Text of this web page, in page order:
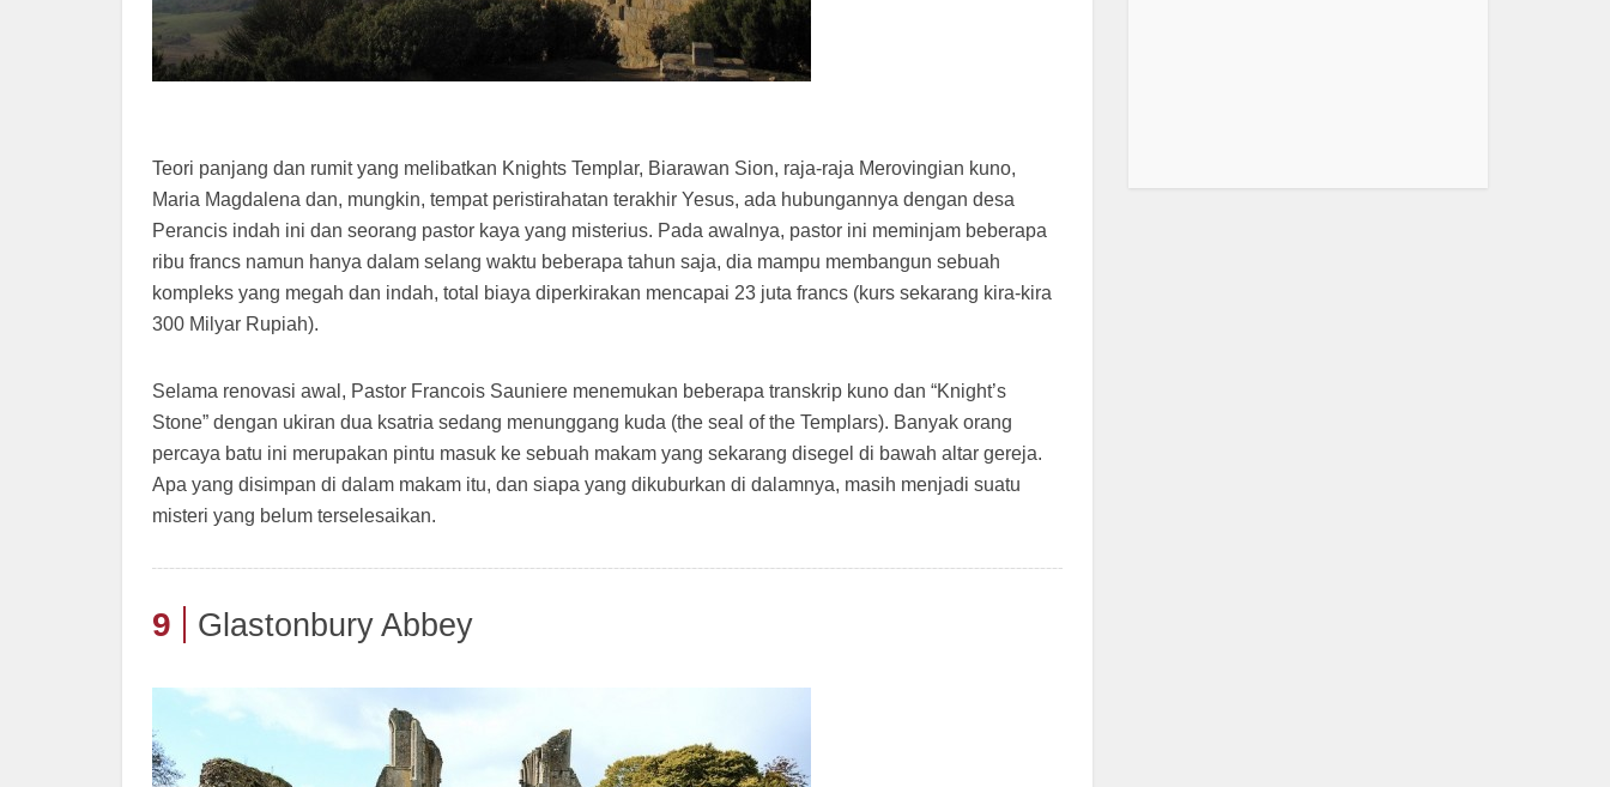
Teori panjang dan rumit yang melibatkan Knights Templar, Biarawan Sion, raja-raja Merovingian kuno,
Maria Magdalena dan, mungkin, tempat peristirahatan terakhir Yesus, ada hubungannya dengan desa
Perancis indah ini dan seorang pastor kaya yang misterius. Pada awalnya, pastor ini meminjam beberapa
ribu francs namun hanya dalam selang waktu beberapa tahun saja, dia mampu membangun sebuah
kompleks yang megah dan indah, total biaya diperkirakan mencapai 23 juta francs (kurs sekarang kira-kira
300 Milyar Rupiah).
Selama renovasi awal, Pastor Francois Sauniere menemukan beberapa transkrip kuno dan “Knight’s
Stone” dengan ukiran dua ksatria sedang menunggang kuda (the seal of the Templars). Banyak orang
percaya batu ini merupakan pintu masuk ke sebuah makam yang sekarang disegel di bawah altar gereja.
Apa yang disimpan di dalam makam itu, dan siapa yang dikuburkan di dalamnya, masih menjadi suatu
misteri yang belum terselesaikan.
9 Glastonbury Abbey